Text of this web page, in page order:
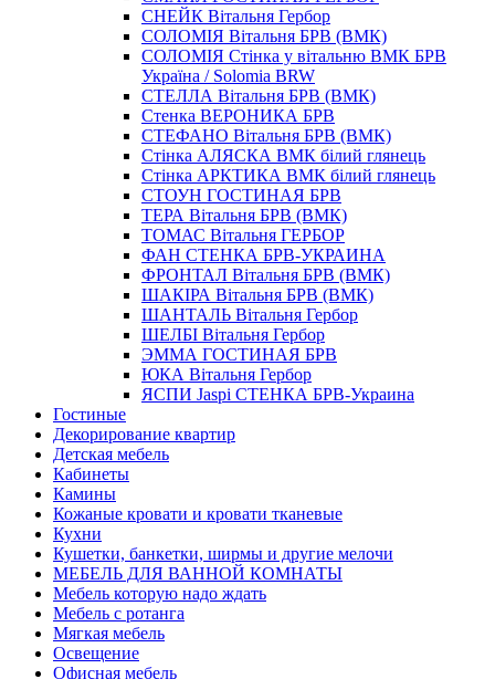
СНЕЙК Вітальня Гербор
СОЛОМIЯ Вітальня БРВ (ВМК)
СОЛОМІЯ Стінка у вітальню ВМК БРВ
Україна / Solomia BRW
СТЕЛЛА Вітальня БРВ (ВМК)
Стенка ВЕРОНИКА БРВ
СТЕФАНО Вітальня БРВ (ВМК)
Стінка АЛЯСКА ВМК білий глянець
Стінка АРКТИКА ВМК білий глянець
СТОУН ГОСТИНАЯ БРВ
ТЕРА Вітальня БРВ (ВМК)
ТОМАС Вітальня ГЕРБОР
ФАН СТЕНКА БРВ-УКРАИНА
ФРОНТАЛ Вітальня БРВ (ВМК)
ШАКIРА Вітальня БРВ (ВМК)
ШАНТАЛЬ Вітальня Гербор
ШЕЛБІ Вітальня Гербор
ЭММА ГОСТИНАЯ БРВ
ЮКА Вітальня Гербор
ЯСПИ Jaspi СТЕНКА БРВ-Украина
Гостиные
Декорирование квартир
Детская мебель
Кабинеты
Камины
Кожаные кровати и кровати тканевые
Кухни
Кушетки, банкетки, ширмы и другие мелочи
МЕБЕЛЬ ДЛЯ ВАННОЙ КОМНАТЫ
Мебель которую надо ждать
Мебель с ротанга
Мягкая мебель
Освещение
Офисная мебель